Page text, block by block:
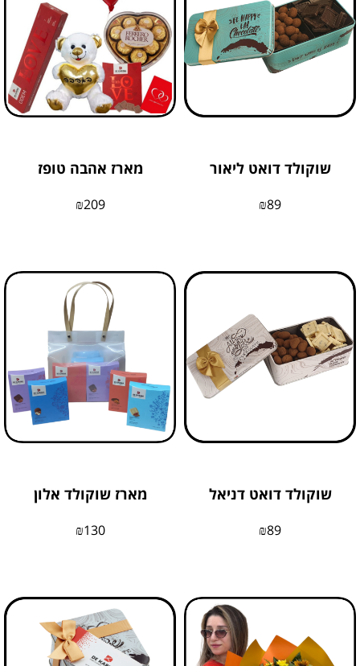
שוקולד דואט ליאור
₪89
מארז אהבה טופז
₪209
שוקולד דואט דניאל
₪89
מארז שוקולד אלון
₪130